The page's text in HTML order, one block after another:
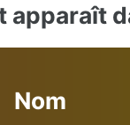
apparaît
Nom